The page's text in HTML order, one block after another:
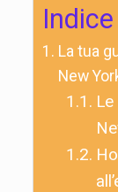
La tua
New